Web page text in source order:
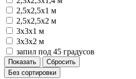
2,5x2,5х1 м
2,5х2,5х2 м
3х3х1 м
3х3х2 м
запил под 45 градусов
Без сортировки